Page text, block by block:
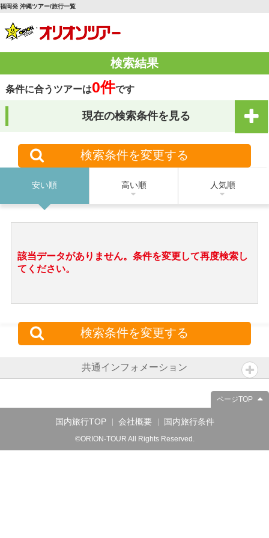
福岡発 沖縄ツアー/旅行一覧
検索結果
条件に合うツアーは0件です
現在の検索条件を見る
検索条件を変更する
安い順 高い順 人気順
該当データがありません。条件を変更して再度検索し
てください。
検索条件を変更する
共通インフォメーション
ページTOP
国内旅行TOP 会社概要 国内旅行条件
©ORION-TOUR All Rights Reserved.